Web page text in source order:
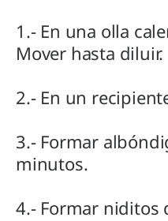
1.- En una olla
Mover hasta diluir.
2.- En un
3.- Formar
minutos.
4.- Formar niditos